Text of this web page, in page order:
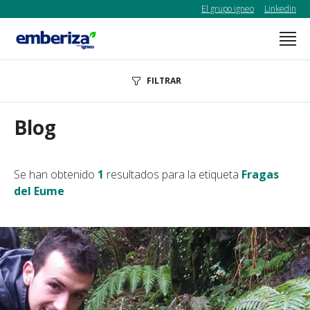
El grupo igneo Linkedin
FILTRAR
Blog
Se han obtenido 1 resultados para la etiqueta Fragas
del Eume